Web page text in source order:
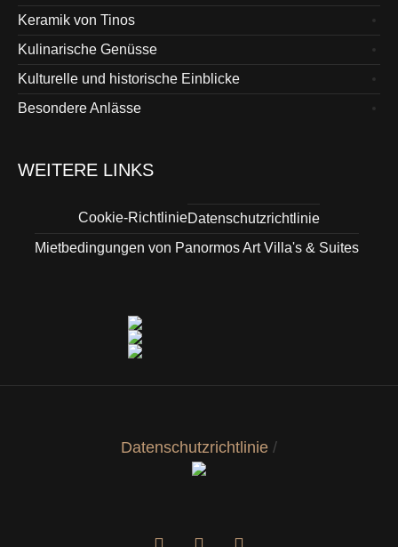
Keramik von Tinos
Kulinarische Genüsse
Kulturelle und historische Einblicke
Besondere Anlässe
WEITERE LINKS
Cookie-RichtlinieDatenschutzrichtlinie
Mietbedingungen von Panormos Art Villa's & Suites
Datenschutzrichtlinie /